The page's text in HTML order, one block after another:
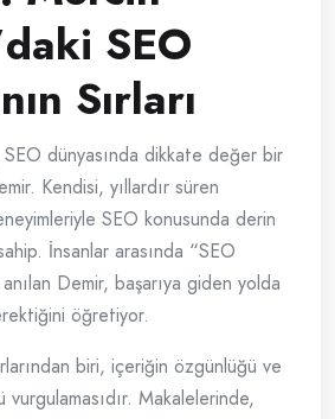
SEO
Sırları
dünyasında dikkate değer bir
Kendisi, yıllardır süren
SEO konusunda derin
İnsanlar arasında “SEO
Demir, başarıya giden yolda
öğretiyor.
biri, içeriğin özgünlüğü ve
vurgulamasıdır. Makalelerinde,